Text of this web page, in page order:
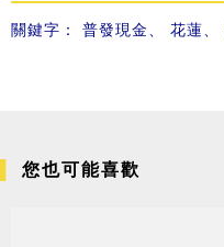
關鍵字： 普發現金、 花蓮、
您也可能喜歡